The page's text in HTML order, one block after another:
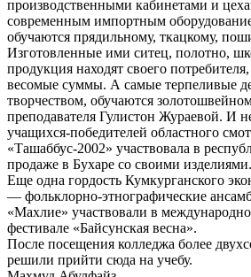
производственными кабинетами и
современным импортным
обучаются прядильному, ткацкому,
Изготовленные ими ситец, полотно,
продукция находят своего
весомые суммы. А самые терпеливые
творчеством, обучаются
преподавателя Гулистон Жураевой. И
учащихся-победителей областного
«Ташаббус-2002» участвовала в
продаже в Бухаре со своими изделиями.
Еще одна гордость Кумкурганского
— фольклорно-этнографические
«Махлие» участвовали в
фестивале «Байсунская весна».
После посещения колледжа более
решили прийти сюда на учебу.